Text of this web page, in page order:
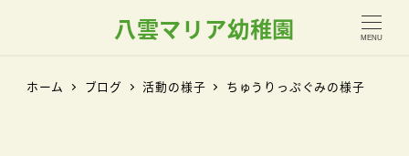
八雲マリア幼稚園 MENU
ホーム ブログ 活動の様子 ちゅうりっぷぐみの様子